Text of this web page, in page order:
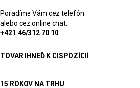
Poradíme Vám cez telefón
alebo cez online chat:
+421 46/312 70 10
TOVAR IHNEĎ K DISPOZÍCIÍ
15 ROKOV NA TRHU